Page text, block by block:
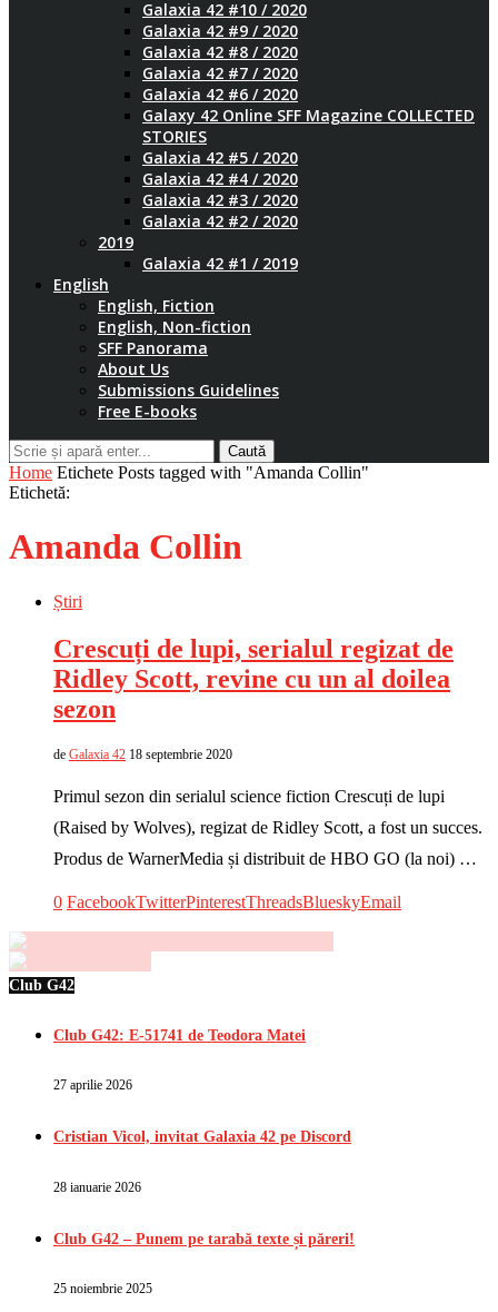
Galaxia 42 #10 / 2020
Galaxia 42 #9 / 2020
Galaxia 42 #8 / 2020
Galaxia 42 #7 / 2020
Galaxia 42 #6 / 2020
Galaxy 42 Online SFF Magazine COLLECTED
STORIES
Galaxia 42 #5 / 2020
Galaxia 42 #4 / 2020
Galaxia 42 #3 / 2020
Galaxia 42 #2 / 2020
2019
Galaxia 42 #1 / 2019
English
English, Fiction
English, Non-fiction
SFF Panorama
About Us
Submissions Guidelines
Free E-books
Caută
Home Etichete Posts tagged with "Amanda Collin"
Etichetă:
Amanda Collin
Știri
Crescuți de lupi, serialul regizat de
Ridley Scott, revine cu un al doilea
sezon
de Galaxia 42 18 septembrie 2020
Primul sezon din serialul science fiction Crescuți de lupi
(Raised by Wolves), regizat de Ridley Scott, a fost un succes.
Produs de WarnerMedia și distribuit de HBO GO (la noi) …
0 FacebookTwitterPinterestThreadsBlueskyEmail
Club G42
Club G42: E-51741 de Teodora Matei
27 aprilie 2026
Cristian Vicol, invitat Galaxia 42 pe Discord
28 ianuarie 2026
Club G42 – Punem pe tarabă texte și păreri!
25 noiembrie 2025